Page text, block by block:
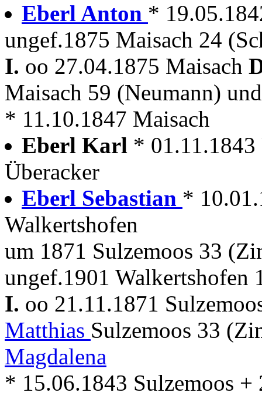
Eberl Anton *
ungef.1875 Maisach 24
I. oo 27.04.1875 Maisach
Maisach 59 (Neumann)
* 11.10.1847 Maisach
Eberl Karl * 01.11.1843
Überacker
Eberl Sebastian *
Walkertshofen
um 1871 Sulzemoos 33
ungef.1901 Walkertshofen
I. oo 21.11.1871
Matthias Sulzemoos 33
Magdalena
* 15.06.1843 Sulzemoos +